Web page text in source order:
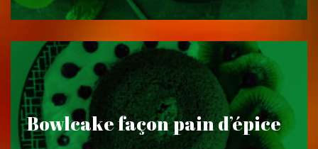
Bowlcake façon pain d’épice